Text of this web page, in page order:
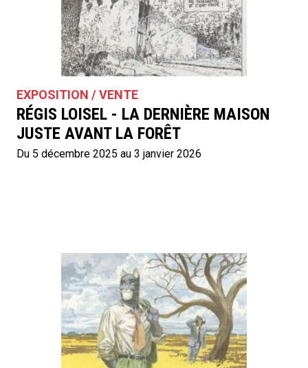
EXPOSITION / VENTE
RÉGIS LOISEL - LA DERNIÈRE MAISON
JUSTE AVANT LA FORÊT
Du 5 décembre 2025 au 3 janvier 2026